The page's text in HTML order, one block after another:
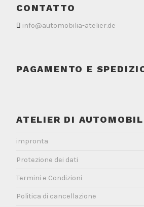
CONTATTO
info@automobilia-atelier.de
PAGAMENTO E
ATELIER DI
impronta
Protezione dei dati
Termini e Condizioni
Politica di cancellazione